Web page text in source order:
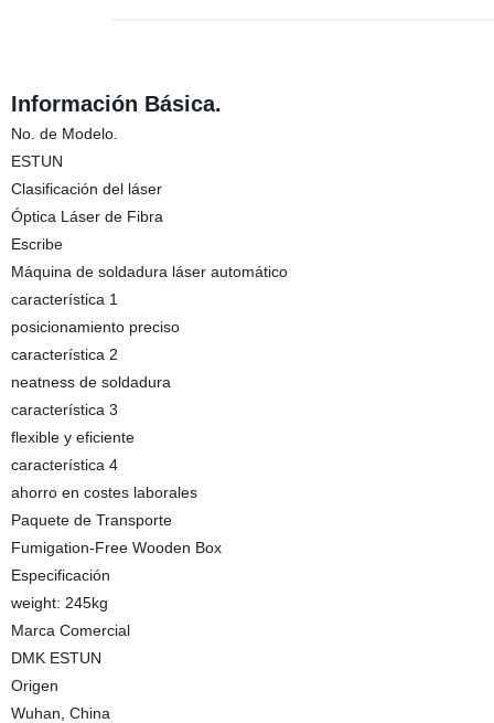
Información Básica.
No. de Modelo.
ESTUN
Clasificación del láser
Óptica Láser de Fibra
Escribe
Máquina de soldadura láser automático
característica 1
posicionamiento preciso
característica 2
neatness de soldadura
característica 3
flexible y eficiente
característica 4
ahorro en costes laborales
Paquete de Transporte
Fumigation-Free Wooden Box
Especificación
weight: 245kg
Marca Comercial
DMK ESTUN
Origen
Wuhan, China